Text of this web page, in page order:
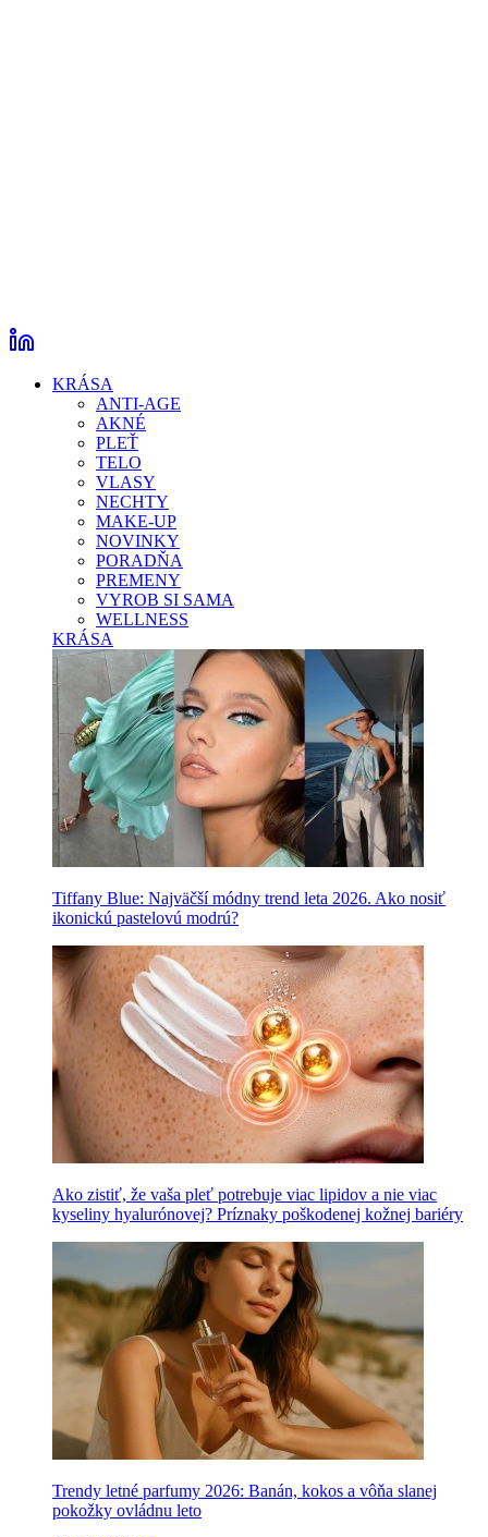
KRÁSA
ANTI-AGE
AKNÉ
PLEŤ
TELO
VLASY
NECHTY
MAKE-UP
NOVINKY
PORADŇA
PREMENY
VYROB SI SAMA
WELLNESS
KRÁSA
Tiffany Blue: Najväčší módny trend leta 2026. Ako nosiť
ikonickú pastelovú modrú?
Ako zistiť, že vaša pleť potrebuje viac lipidov a nie viac
kyseliny hyalurónovej? Príznaky poškodenej kožnej bariéry
Trendy letné parfumy 2026: Banán, kokos a vôňa slanej
pokožky ovládnu leto